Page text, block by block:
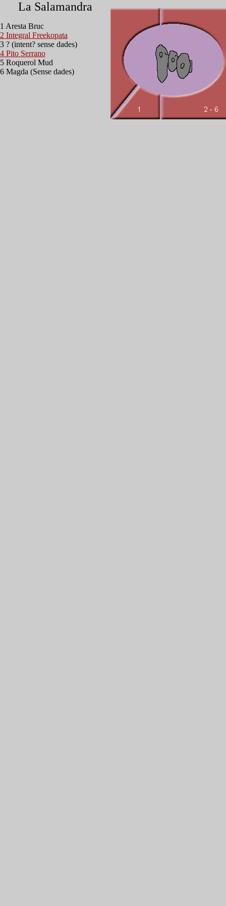
La Salamandra
1 Aresta Bruc
2 Integral Freekopata
3 ? (intent? sense dades)
4 Pito Serrano
5 Roquerol Mud
6 Magda (Sense dades)